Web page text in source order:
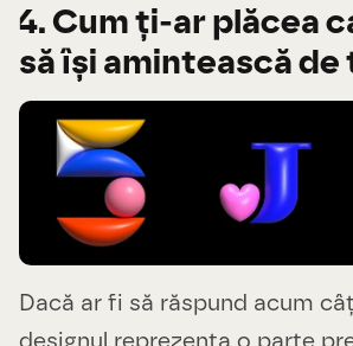
4. Cum ți-ar plăcea
să își amintească de
Dacă ar fi să răspund acum
designul reprezenta o parte